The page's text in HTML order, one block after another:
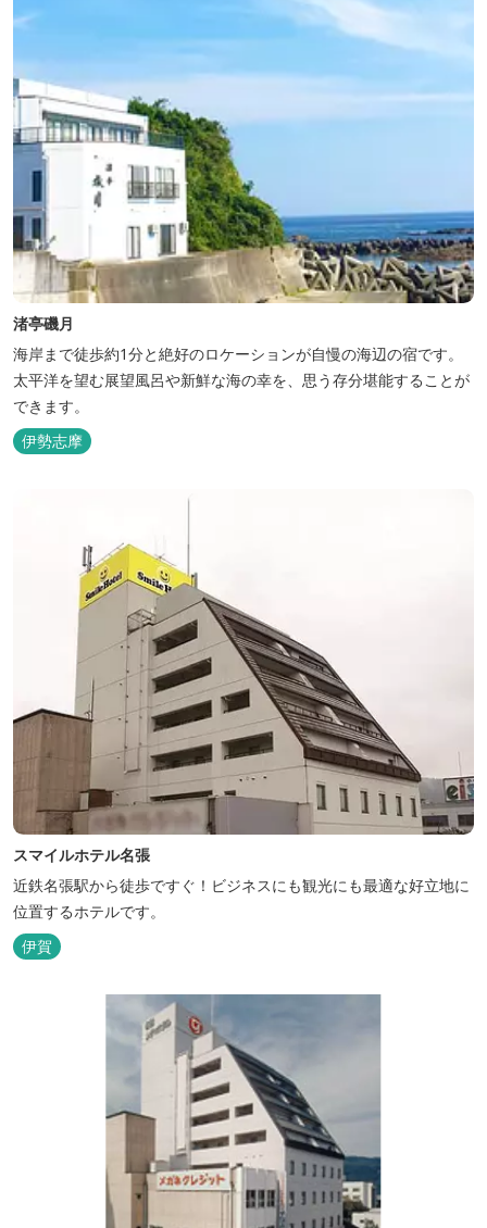
渚亭磯月
海岸まで徒歩約1分と絶好のロケーションが自慢の海辺の宿です。
太平洋を望む展望風呂や新鮮な海の幸を、思う存分堪能することが
できます。
伊勢志摩
スマイルホテル名張
近鉄名張駅から徒歩ですぐ！ビジネスにも観光にも最適な好立地に
位置するホテルです。
伊賀